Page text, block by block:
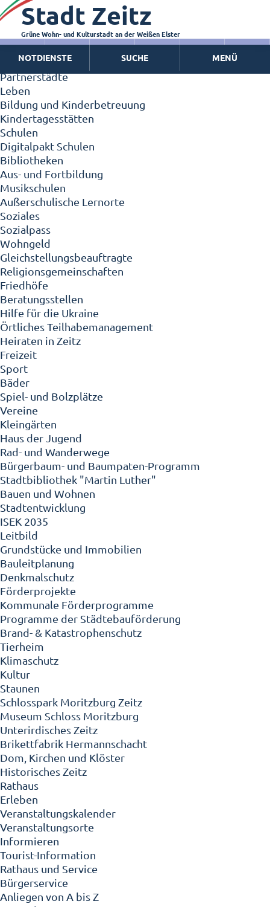
Zeitz - Die Kleinstadt
Willkommen in Zeitz!
Interview mit Oberbürgermeister Christian Thieme
Zeitz - Stadt der Zukunft
Ortschaften
Partnerstädte
Leben
Bildung und Kinderbetreuung
Kindertagesstätten
Schulen
Digitalpakt Schulen
Bibliotheken
Aus- und Fortbildung
Musikschulen
Außerschulische Lernorte
Soziales
Sozialpass
Wohngeld
Gleichstellungsbeauftragte
Religionsgemeinschaften
Friedhöfe
Beratungsstellen
Hilfe für die Ukraine
Örtliches Teilhabemanagement
Heiraten in Zeitz
Freizeit
Sport
Bäder
Spiel- und Bolzplätze
Vereine
Kleingärten
Haus der Jugend
Rad- und Wanderwege
Bürgerbaum- und Baumpaten-Programm
Stadtbibliothek "Martin Luther"
Bauen und Wohnen
Stadtentwicklung
ISEK 2035
Leitbild
Grundstücke und Immobilien
Bauleitplanung
Denkmalschutz
Förderprojekte
Kommunale Förderprogramme
Programme der Städtebauförderung
Brand- & Katastrophenschutz
Tierheim
Klimaschutz
Kultur
Staunen
Schlosspark Moritzburg Zeitz
Museum Schloss Moritzburg
Unterirdisches Zeitz
Brikettfabrik Hermannschacht
Dom, Kirchen und Klöster
Historisches Zeitz
Rathaus
Erleben
Veranstaltungskalender
Veranstaltungsorte
Informieren
Tourist-Information
Rathaus und Service
Bürgerservice
Anliegen von A bis Z
Stadt Zeitz
Grüne Wohn- und Kulturstadt an der Weißen Elster
NOTDIENSTE SUCHE MENÜ